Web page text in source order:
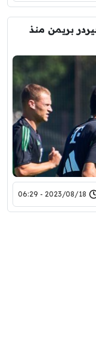
بريمن منذ
2023/08/18 - 06:29